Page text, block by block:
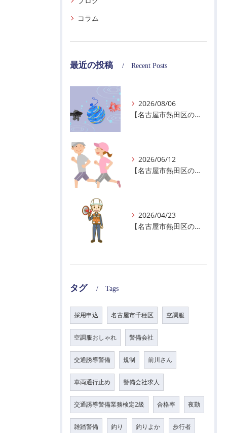
コラム
最近の投稿 Recent Posts
2026/08/06
【名古屋市熱田区の警備会社】夏季休業のお知らせ
2026/06/12
【名古屋市熱田区の警備会社】暑熱順化で熱中症対策を！
2026/04/23
【名古屋市熱田区の警備会社】GWの面接状況について！
タグ Tags
採用申込 名古屋市千種区 空調服
空調服おしゃれ 警備会社
交通誘導警備 規制 前川さん
車両通行止め 警備会社求人
交通誘導警備業務検定2級 合格率 夜勤
雑踏警備 釣り 釣りよか 歩行者